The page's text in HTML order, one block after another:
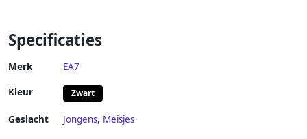
Specificaties
Merk EA7
Kleur Zwart
Geslacht Jongens, Meisjes